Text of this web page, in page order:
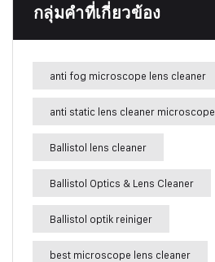
กลุ่มคำที่เกี่ยวข้อง
anti fog microscope lens cleaner
anti static lens cleaner microscope
Ballistol lens cleaner
Ballistol Optics & Lens Cleaner
Ballistol optik reiniger
best microscope lens cleaner